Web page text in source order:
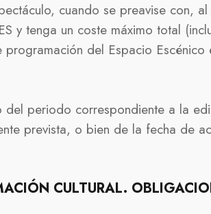
cuando se preavise con,
y tenga un coste máximo total
del Espacio Escénico
periodo correspondiente a la
prevista, o bien de la fecha de
CULTURAL.